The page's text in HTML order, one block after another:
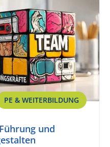
PE & WEITERBILDUNG
und